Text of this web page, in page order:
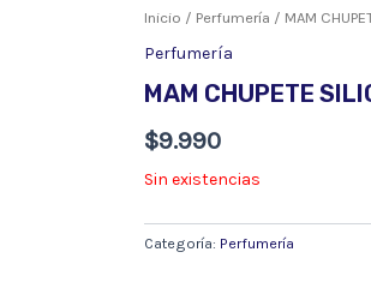
Inicio / Perfumería / MAM
Perfumería
MAM CHUPETE
$9.990
Sin existencias
Categoría: Perfumería